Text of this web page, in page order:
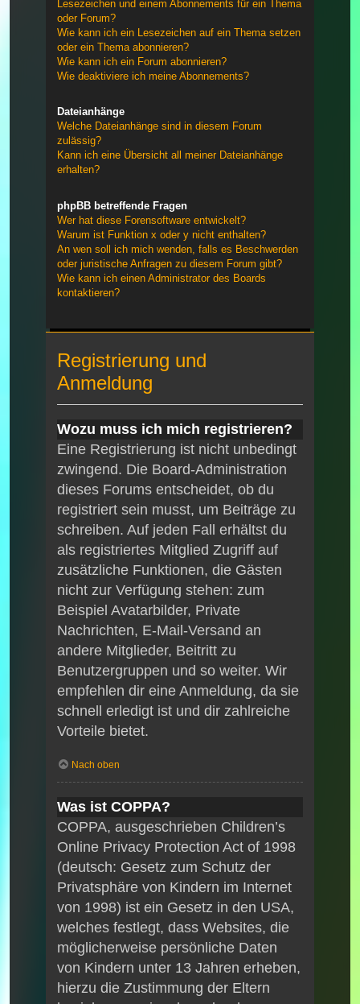
Lesezeichen und einem Abonnements für ein Thema
oder Forum?
Wie kann ich ein Lesezeichen auf ein Thema setzen
oder ein Thema abonnieren?
Wie kann ich ein Forum abonnieren?
Wie deaktiviere ich meine Abonnements?
Dateianhänge
Welche Dateianhänge sind in diesem Forum
zulässig?
Kann ich eine Übersicht all meiner Dateianhänge
erhalten?
phpBB betreffende Fragen
Wer hat diese Forensoftware entwickelt?
Warum ist Funktion x oder y nicht enthalten?
An wen soll ich mich wenden, falls es Beschwerden
oder juristische Anfragen zu diesem Forum gibt?
Wie kann ich einen Administrator des Boards
kontaktieren?
Registrierung und
Anmeldung
Wozu muss ich mich registrieren?
Eine Registrierung ist nicht unbedingt
zwingend. Die Board-Administration
dieses Forums entscheidet, ob du
registriert sein musst, um Beiträge zu
schreiben. Auf jeden Fall erhältst du
als registriertes Mitglied Zugriff auf
zusätzliche Funktionen, die Gästen
nicht zur Verfügung stehen: zum
Beispiel Avatarbilder, Private
Nachrichten, E-Mail-Versand an
andere Mitglieder, Beitritt zu
Benutzergruppen und so weiter. Wir
empfehlen dir eine Anmeldung, da sie
schnell erledigt ist und dir zahlreiche
Vorteile bietet.
Nach oben
Was ist COPPA?
COPPA, ausgeschrieben Children’s
Online Privacy Protection Act of 1998
(deutsch: Gesetz zum Schutz der
Privatsphäre von Kindern im Internet
von 1998) ist ein Gesetz in den USA,
welches festlegt, dass Websites, die
möglicherweise persönliche Daten
von Kindern unter 13 Jahren erheben,
hierzu die Zustimmung der Eltern